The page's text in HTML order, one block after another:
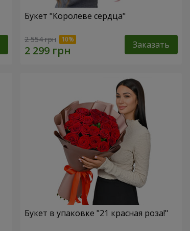
Букет "Королеве сердца"
2 554 грн Заказать
Букет в упаковке "21 красная роза!"